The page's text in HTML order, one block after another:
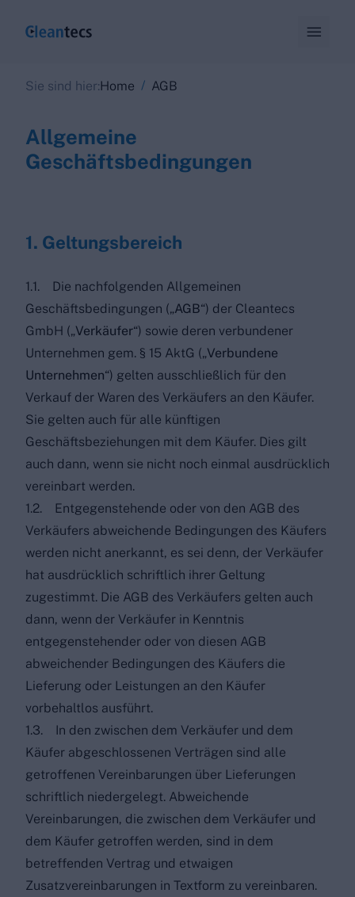

Sie sind hier:Home / AGB
Allgemeine
Geschäftsbedingungen
1. Geltungsbereich
1.1. Die nachfolgenden Allgemeinen
Geschäftsbedingungen („AGB“) der Cleantecs
GmbH („Verkäufer“) sowie deren verbundener
Unternehmen gem. § 15 AktG („Verbundene
Unternehmen“) gelten ausschließlich für den
Verkauf der Waren des Verkäufers an den Käufer.
Sie gelten auch für alle künftigen
Geschäftsbeziehungen mit dem Käufer. Dies gilt
auch dann, wenn sie nicht noch einmal ausdrücklich
vereinbart werden.
1.2. Entgegenstehende oder von den AGB des
Verkäufers abweichende Bedingungen des Käufers
werden nicht anerkannt, es sei denn, der Verkäufer
hat ausdrücklich schriftlich ihrer Geltung
zugestimmt. Die AGB des Verkäufers gelten auch
dann, wenn der Verkäufer in Kenntnis
entgegenstehender oder von diesen AGB
abweichender Bedingungen des Käufers die
Lieferung oder Leistungen an den Käufer
vorbehaltlos ausführt.
1.3. In den zwischen dem Verkäufer und dem
Käufer abgeschlossenen Verträgen sind alle
getroffenen Vereinbarungen über Lieferungen
schriftlich niedergelegt. Abweichende
Vereinbarungen, die zwischen dem Verkäufer und
dem Käufer getroffen werden, sind in dem
betreffenden Vertrag und etwaigen
Zusatzvereinbarungen in Textform zu vereinbaren.